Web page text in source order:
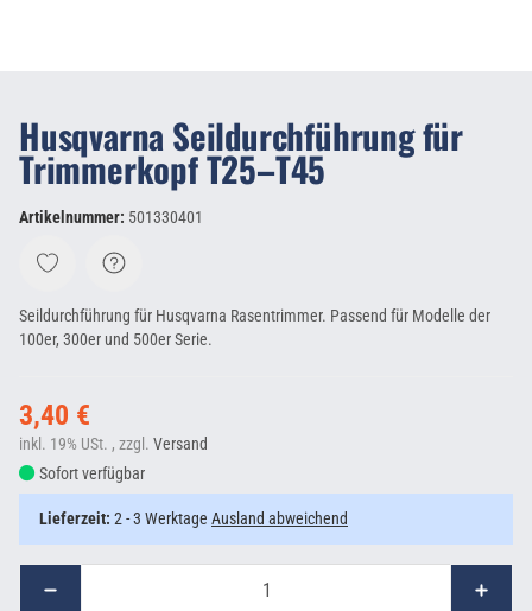
Husqvarna Seildurchführung für
Trimmerkopf T25–T45
Artikelnummer: 501330401
Seildurchführung für Husqvarna Rasentrimmer. Passend für Modelle der
100er, 300er und 500er Serie.
3,40 €
inkl. 19% USt. , zzgl. Versand
Sofort verfügbar
Lieferzeit: 2 - 3 Werktage Ausland abweichend